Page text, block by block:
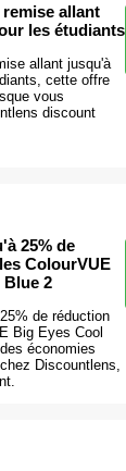
allant
les étudiants
allant jusqu'à
cette offre
vous
discount
25% de
ColourVUE
Blue 2
de réduction
Big Eyes Cool
économies
Discountlens,